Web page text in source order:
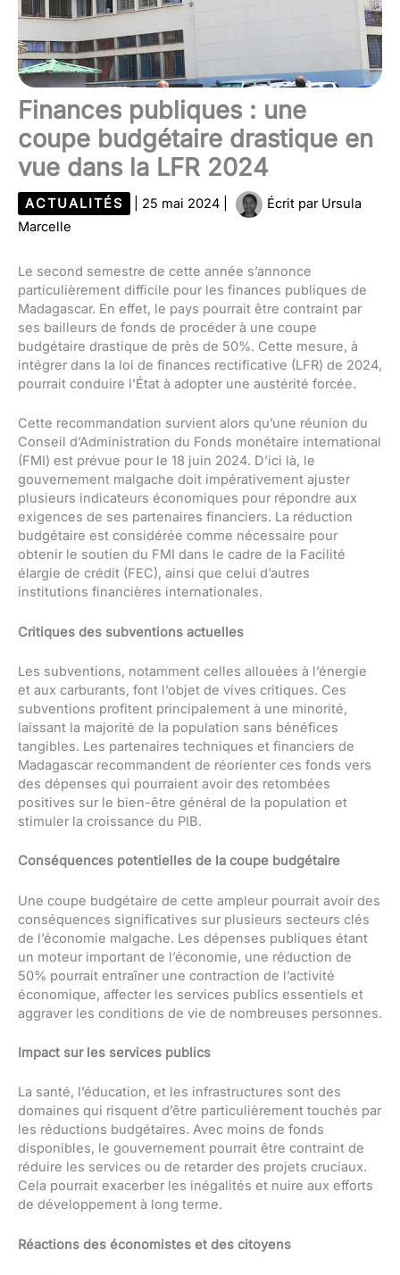
Finances publiques : une
coupe budgétaire drastique en
vue dans la LFR 2024
ACTUALITÉS 25 mai 2024 Écrit par Ursula
Marcelle
Le second semestre de cette année s’annonce
particulièrement difficile pour les finances publiques de
Madagascar. En effet, le pays pourrait être contraint par
ses bailleurs de fonds de procéder à une coupe
budgétaire drastique de près de 50%. Cette mesure, à
intégrer dans la loi de finances rectificative (LFR) de 2024,
pourrait conduire l’État à adopter une austérité forcée.
Cette recommandation survient alors qu’une réunion du
Conseil d’Administration du Fonds monétaire international
(FMI) est prévue pour le 18 juin 2024. D’ici là, le
gouvernement malgache doit impérativement ajuster
plusieurs indicateurs économiques pour répondre aux
exigences de ses partenaires financiers. La réduction
budgétaire est considérée comme nécessaire pour
obtenir le soutien du FMI dans le cadre de la Facilité
élargie de crédit (FEC), ainsi que celui d’autres
institutions financières internationales.
Critiques des subventions actuelles
Les subventions, notamment celles allouées à l’énergie
et aux carburants, font l’objet de vives critiques. Ces
subventions profitent principalement à une minorité,
laissant la majorité de la population sans bénéfices
tangibles. Les partenaires techniques et financiers de
Madagascar recommandent de réorienter ces fonds vers
des dépenses qui pourraient avoir des retombées
positives sur le bien-être général de la population et
stimuler la croissance du PIB.
Conséquences potentielles de la coupe budgétaire
Une coupe budgétaire de cette ampleur pourrait avoir des
conséquences significatives sur plusieurs secteurs clés
de l’économie malgache. Les dépenses publiques étant
un moteur important de l’économie, une réduction de
50% pourrait entraîner une contraction de l’activité
économique, affecter les services publics essentiels et
aggraver les conditions de vie de nombreuses personnes.
Impact sur les services publics
La santé, l’éducation, et les infrastructures sont des
domaines qui risquent d’être particulièrement touchés par
les réductions budgétaires. Avec moins de fonds
disponibles, le gouvernement pourrait être contraint de
réduire les services ou de retarder des projets cruciaux.
Cela pourrait exacerber les inégalités et nuire aux efforts
de développement à long terme.
Réactions des économistes et des citoyens